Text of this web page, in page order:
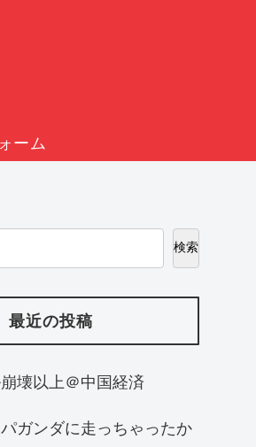
ーム
検索
最近の投稿
壊以上＠中国経済
ガンダに走っちゃったか